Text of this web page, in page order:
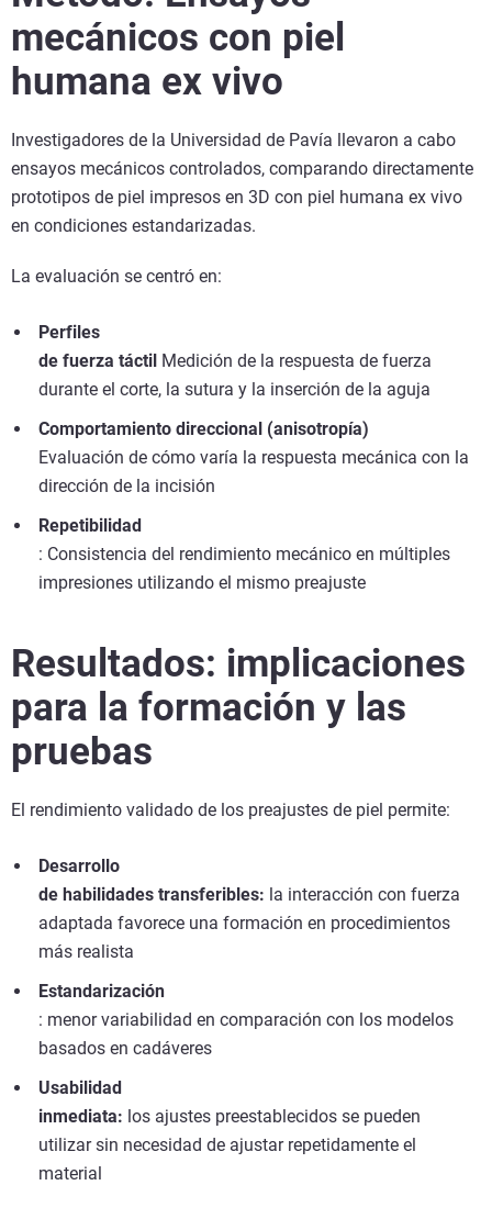
mecánicos con piel
humana ex vivo
Investigadores de la Universidad de Pavía llevaron a cabo
ensayos mecánicos controlados, comparando directamente
prototipos de piel impresos en 3D con piel humana ex vivo
en condiciones estandarizadas.
La evaluación se centró en:
Perfiles
de fuerza táctil Medición de la respuesta de fuerza
durante el corte, la sutura y la inserción de la aguja
Comportamiento direccional (anisotropía)
Evaluación de cómo varía la respuesta mecánica con la
dirección de la incisión
Repetibilidad
: Consistencia del rendimiento mecánico en múltiples
impresiones utilizando el mismo preajuste
Resultados: implicaciones
para la formación y las
pruebas
El rendimiento validado de los preajustes de piel permite:
Desarrollo
de habilidades transferibles: la interacción con fuerza
adaptada favorece una formación en procedimientos
más realista
Estandarización
: menor variabilidad en comparación con los modelos
basados en cadáveres
Usabilidad
inmediata: los ajustes preestablecidos se pueden
utilizar sin necesidad de ajustar repetidamente el
material